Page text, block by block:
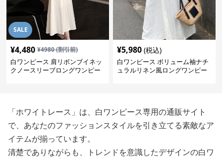
SALE
¥4,480 ¥4980(割引前)
白ワンピース 肩リボンブイネッ
クノースリーブロングワンピー
¥5,980 (税込)
白ワンピース ボリューム袖ナチ
ュラルリネン風ロングワンピー
「ホワイトレース」は、白ワンピース専用の通販サイト
で、あなたのファッションスタイルを引き立てる素敵なア
イテムが揃っています。
清楚でありながらも、トレンドを意識したデザインの白ワ